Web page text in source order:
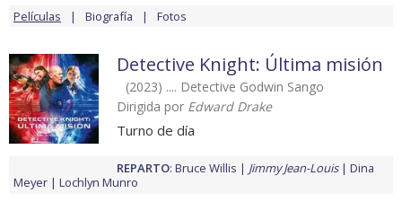
Películas Biografía Fotos
Detective Knight: Última misión
(2023) .... Detective Godwin Sango
Dirigida por Edward Drake
Turno de día
REPARTO: Bruce Willis Jimmy Jean-Louis
Dina
Meyer
Lochlyn Munro